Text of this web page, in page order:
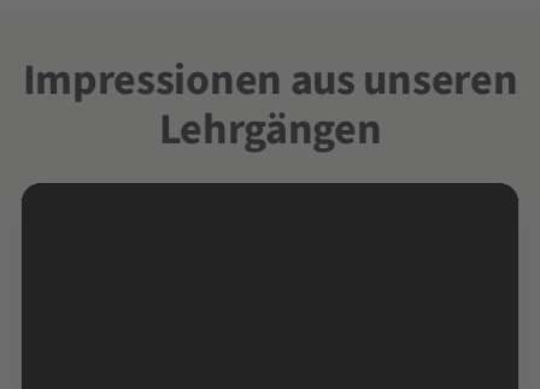
Impressionen aus unseren
Lehrgängen